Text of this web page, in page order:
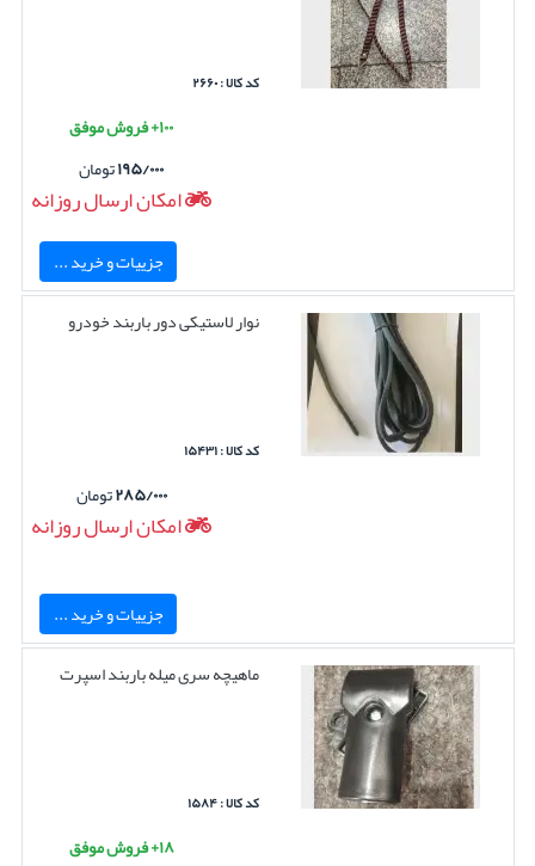
کد کالا : ۲۶۶۰
۱۰۰+ فروش موفق
۱۹۵/۰۰۰تومان
امکان ارسال روزانه
جزییات و خرید ...
نوار لاستیکی دور باربند خودرو
کد کالا : ۱۵۴۳۱
۲۸۵/۰۰۰تومان
امکان ارسال روزانه
جزییات و خرید ...
ماهیچه سری میله باربند اسپرت
کد کالا : ۱۵۸۴
۱۸+ فروش موفق